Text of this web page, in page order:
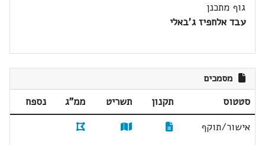
גוף מתכנן
עבד אלחפיז ג'באלי
מסמכים
סטטוס תקנון תשריט ממ"ג
נספח
אישור/תוקף